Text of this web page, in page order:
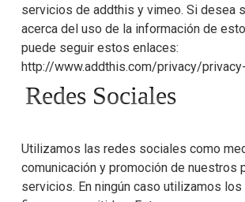
servicios de addthis y vimeo. Si desea
acerca del uso de la información de
puede seguir estos enlaces:
http://www.addthis.com/privacy/
Redes Sociales
Utilizamos las redes sociales como
comunicación y promoción de nuestros
servicios. En ningún caso utilizamos